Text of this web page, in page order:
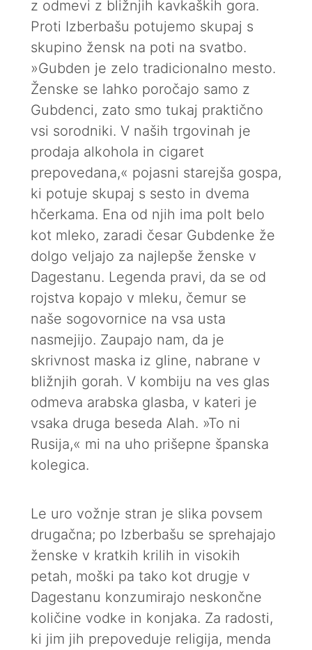
z odmevi z bližnjih kavkaških gora.
Proti Izberbašu potujemo skupaj s
skupino žensk na poti na svatbo.
»Gubden je zelo tradicionalno mesto.
Ženske se lahko poročajo samo z
Gubdenci, zato smo tukaj praktično
vsi sorodniki. V naših trgovinah je
prodaja alkohola in cigaret
prepovedana,« pojasni starejša gospa,
ki potuje skupaj s sesto in dvema
hčerkama. Ena od njih ima polt belo
kot mleko, zaradi česar Gubdenke že
dolgo veljajo za najlepše ženske v
Dagestanu. Legenda pravi, da se od
rojstva kopajo v mleku, čemur se
naše sogovornice na vsa usta
nasmejijo. Zaupajo nam, da je
skrivnost maska iz gline, nabrane v
bližnjih gorah. V kombiju na ves glas
odmeva arabska glasba, v kateri je
vsaka druga beseda Alah. »To ni
Rusija,« mi na uho prišepne španska
kolegica.
Le uro vožnje stran je slika povsem
drugačna; po Izberbašu se sprehajajo
ženske v kratkih krilih in visokih
petah, moški pa tako kot drugje v
Dagestanu konzumirajo neskončne
količine vodke in konjaka. Za radosti,
ki jim jih prepoveduje religija, menda